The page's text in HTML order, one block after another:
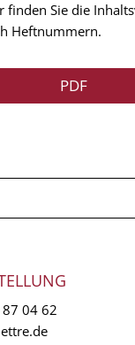
finden Sie die
Heftnummern.
PDF
04 62